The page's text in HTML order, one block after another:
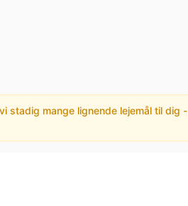
stadig mange lignende lejemål til dig -